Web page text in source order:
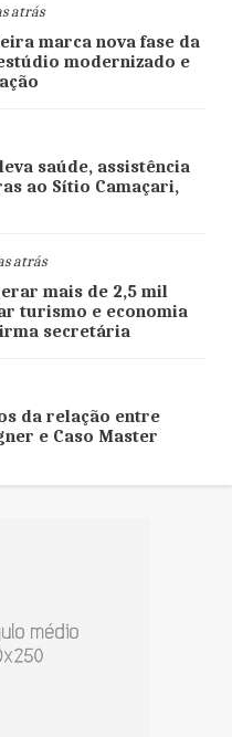
atrás
marca nova fase da
modernizado e
saúde, assistência
ao Sítio Camaçari,
atrás
mais de 2,5 mil
turismo e economia
secretária
da relação entre
e Caso Master